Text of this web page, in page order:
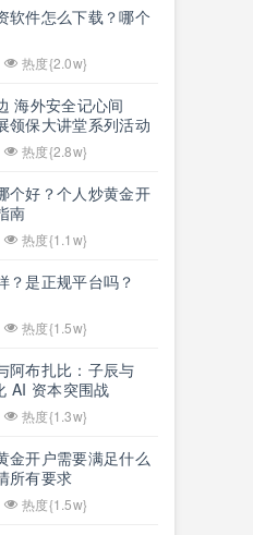
软件怎么下载？哪个
热度{2.0w}
海外安全记心间
保大讲堂系列活动
热度{2.8w}
个好？个人炒黄金开
南
热度{1.1w}
？是正规平台吗？
热度{1.5w}
阿布扎比：子辰与
AI 资本突围战
热度{1.3w}
金开户需要满足什么
所有要求
热度{1.5w}